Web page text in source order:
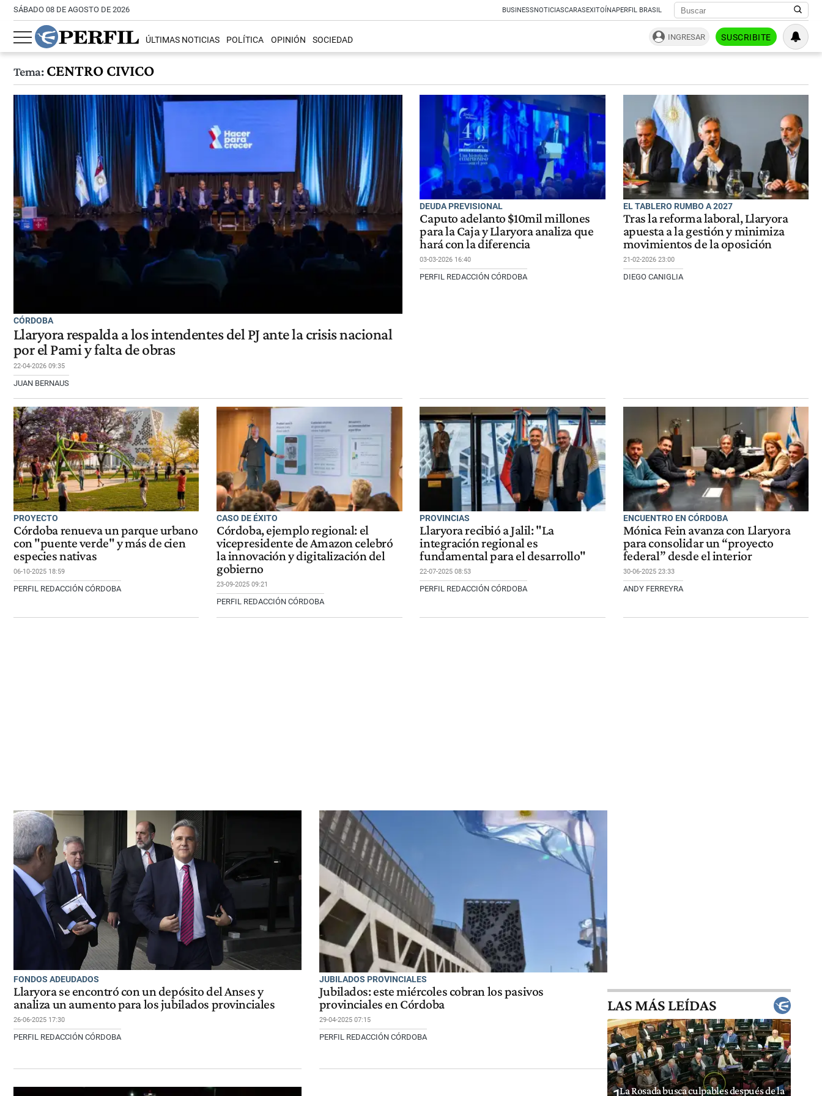
SÁBADO 08 DE AGOSTO DE 2026 BUSINESSNOTICIASCARASEXITOÍNAPERFIL BRASIL
ÚLTIMAS NOTICIAS POLÍTICA OPINIÓN SOCIEDAD INGRESAR SUSCRIBITE
Tema:CENTRO CIVICO
CÓRDOBA
Llaryora respalda a los intendentes del PJ ante la crisis nacional
por el Pami y falta de obras
22-04-2026 09:35
JUAN BERNAUS
DEUDA PREVISIONAL
Caputo adelanto $10mil millones
para la Caja y Llaryora analiza que
hará con la diferencia
03-03-2026 16:40
PERFIL REDACCIÓN CÓRDOBA
EL TABLERO RUMBO A 2027
Tras la reforma laboral, Llaryora
apuesta a la gestión y minimiza
movimientos de la oposición
21-02-2026 23:00
DIEGO CANIGLIA
PROYECTO
Córdoba renueva un parque urbano
con "puente verde" y más de cien
especies nativas
06-10-2025 18:59
PERFIL REDACCIÓN CÓRDOBA
CASO DE ÉXITO
Córdoba, ejemplo regional: el
vicepresidente de Amazon celebró
la innovación y digitalización del
gobierno
23-09-2025 09:21
PERFIL REDACCIÓN CÓRDOBA
PROVINCIAS
Llaryora recibió a Jalil: "La
integración regional es
fundamental para el desarrollo"
22-07-2025 08:53
PERFIL REDACCIÓN CÓRDOBA
ENCUENTRO EN CÓRDOBA
Mónica Fein avanza con Llaryora
para consolidar un “proyecto
federal” desde el interior
30-06-2025 23:33
ANDY FERREYRA
FONDOS ADEUDADOS
Llaryora se encontró con un depósito del Anses y
analiza un aumento para los jubilados provinciales
26-06-2025 17:30
PERFIL REDACCIÓN CÓRDOBA
JUBILADOS PROVINCIALES
Jubilados: este miércoles cobran los pasivos
provinciales en Córdoba
29-04-2025 07:15
PERFIL REDACCIÓN CÓRDOBA
LAS MÁS LEÍDAS
La Rosada busca culpables después de la